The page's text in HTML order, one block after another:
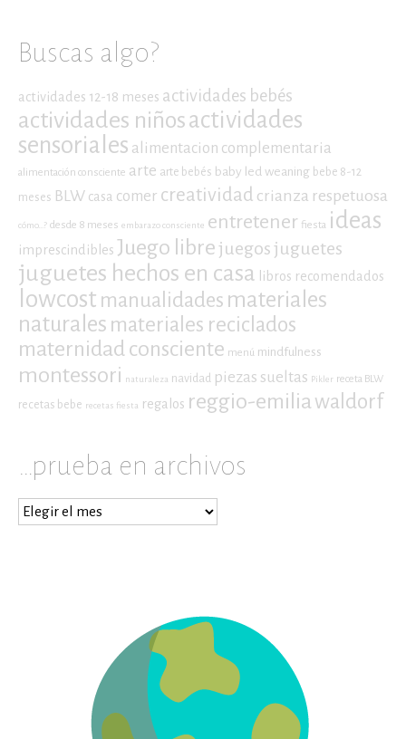
Buscas algo?
actividades 12-18 meses actividades bebés
actividades niñosactividades
sensoriales alimentacion complementaria
alimentación consciente arte arte bebés baby led weaning bebe 8-12
meses BLW casa comer creatividad crianza respetuosa
cómo...? desde 8 meses embarazo consciente entretener fiesta ideas
imprescindibles Juego librejuegosjuguetes
juguetes hechos en casa libros recomendados
lowcost manualidades materiales
naturales materiales reciclados
maternidad consciente menú mindfulness
montessori naturaleza navidad piezas sueltas Pikler receta BLW
recetas bebe recetas fiesta regalos reggio-emilia waldorf
…prueba en archivos
…